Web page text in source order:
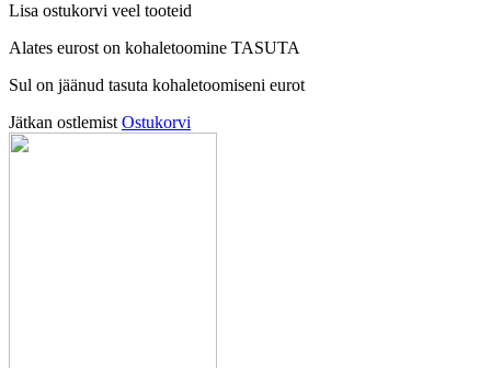
Lisa ostukorvi veel tooteid
Alates eurost on kohaletoomine TASUTA
Sul on jäänud tasuta kohaletoomiseni eurot
Jätkan ostlemist Ostukorvi